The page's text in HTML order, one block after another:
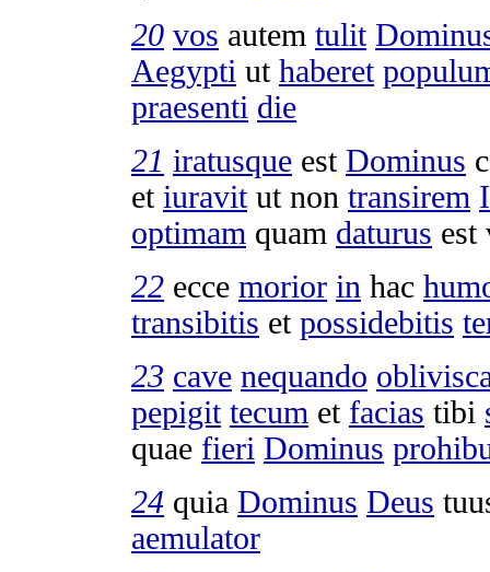
20 vos autem tulit
Aegypti ut haberet
praesenti die
21 iratusque est Dominus
et iuravitut non transirem
optimam quam daturus est
22 ecce morior in hac
transibitis et possidebitis
23 cave nequando
pepigit tecum et facias tibi
quae fieri Dominus
24 quia Dominus Deus
aemulator